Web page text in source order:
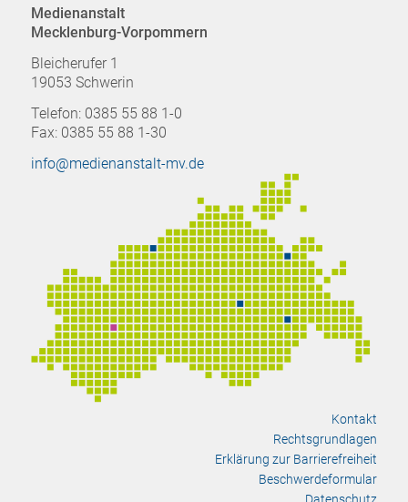
Medienanstalt
Mecklenburg-Vorpommern
Bleicherufer 1
19053 Schwerin
Telefon: 0385 55 88 1-0
Fax: 0385 55 88 1-30
info@medienanstalt-mv.de
Kontakt
Rechtsgrundlagen
Erklärung zur Barrierefreiheit
Beschwerdeformular
Datenschutz